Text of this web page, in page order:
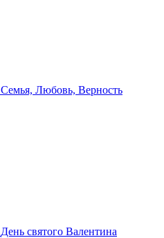
Семья, Любовь, Верность
День святого Валентина